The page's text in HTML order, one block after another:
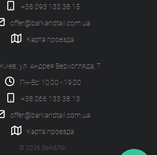
+38 093 133 38 15
offer@barkandtail.com.ua
Карта проезда
Киев, ул. Андрея Верхогляда, 7
Пн-Вс: 10:00 - 19:00
+38 066 133 38 13
offer@barkandtail.com.ua
Карта проезда
© 2026 Bark&Tail